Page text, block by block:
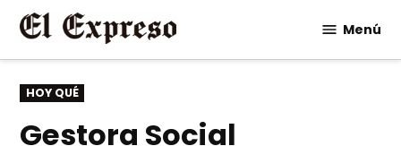
Saltar
contenido
Menú
PUBLICADO
EN
HOY QUÉ
Gestora Social